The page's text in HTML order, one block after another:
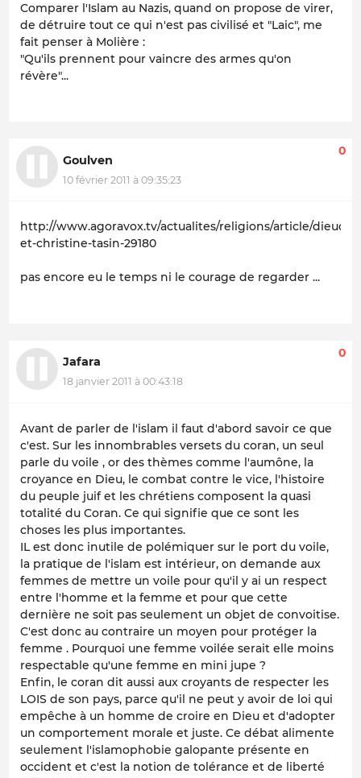
Comparer l'Islam au Nazis, quand on propose de virer,
de détruire tout ce qui n'est pas civilisé et "Laic", me
fait penser à Molière :
"Qu'ils prennent pour vaincre des armes qu'on
révère"...
Goulven
10 février 2011 à 09:35:23
0
http://www.agoravox.tv/actualites/religions/article/
et-christine-tasin-29180
pas encore eu le temps ni le courage de regarder ...
Jafara
18 janvier 2011 à 00:43:18
0
Avant de parler de l'islam il faut d'abord savoir ce que
c'est. Sur les innombrables versets du coran, un seul
parle du voile , or des thèmes comme l'aumône, la
croyance en Dieu, le combat contre le vice, l'histoire
du peuple juif et les chrétiens composent la quasi
totalité du Coran. Ce qui signifie que ce sont les
choses les plus importantes.
IL est donc inutile de polémiquer sur le port du voile,
la pratique de l'islam est intérieur, on demande aux
femmes de mettre un voile pour qu'il y ai un respect
entre l'homme et la femme et pour que cette
dernière ne soit pas seulement un objet de convoitise.
C'est donc au contraire un moyen pour protéger la
femme . Pourquoi une femme voilée serait elle moins
respectable qu'une femme en mini jupe ?
Enfin, le coran dit aussi aux croyants de respecter les
LOIS de son pays, parce qu'il ne peut y avoir de loi qui
empêche à un homme de croire en Dieu et d'adopter
un comportement morale et juste. Ce débat alimente
seulement l'islamophobie galopante présente en
occident et c'est la notion de tolérance et de liberté